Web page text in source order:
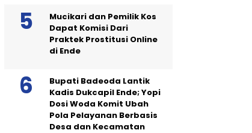
Mucikari dan Pemilik Kos
Dapat Komisi Dari
Praktek Prostitusi Online
di Ende
Bupati Badeoda Lantik
Kadis Dukcapil Ende; Yopi
Dosi Woda Komit Ubah
Pola Pelayanan Berbasis
Desa dan Kecamatan